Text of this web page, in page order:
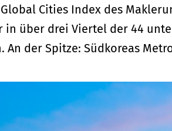
Cities Index des
in über drei Viertel der 44
An der Spitze: Südkoreas